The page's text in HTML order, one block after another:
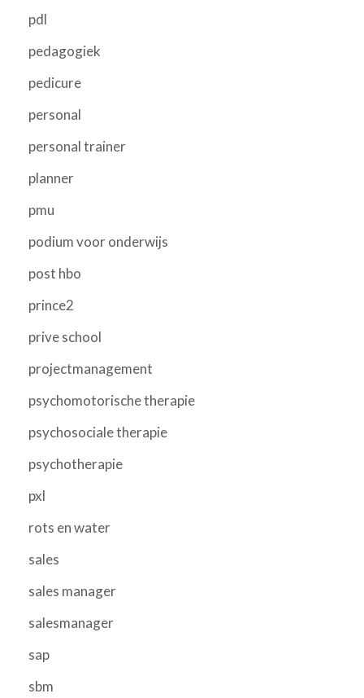
pdl
pedagogiek
pedicure
personal
personal trainer
planner
pmu
podium voor onderwijs
post hbo
prince2
prive school
projectmanagement
psychomotorische therapie
psychosociale therapie
psychotherapie
pxl
rots en water
sales
sales manager
salesmanager
sap
sbm